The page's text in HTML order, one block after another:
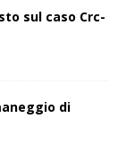
sul caso Crc-
di